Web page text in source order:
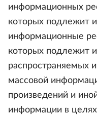
информационных
которых подлежит
информационные
которых подлежит
распространяемых
массовой
произведений и
информации в